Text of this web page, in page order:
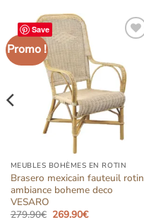
Save
Promo !
d’envies
MEUBLES BOHÈMES EN ROTIN
Brasero mexicain fauteuil rotin
ambiance boheme deco
VESARO
279.90€ Le
269.90€Le